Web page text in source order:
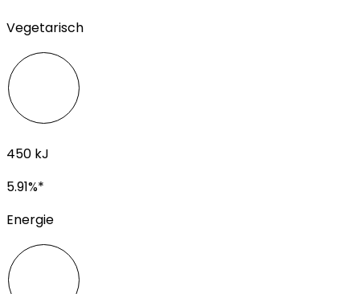
Vegetarisch
450 kJ
5.91%*
Energie